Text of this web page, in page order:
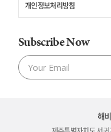
개인정보처리방침
Subscribe Now
해